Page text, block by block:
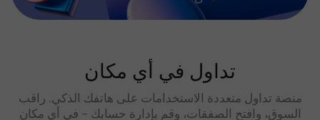
تداول في أي مكان
منصة تداول متعددة الاستخدامات على هاتفك الذكي. راقب
السوق، وافتح الصفقات، وقم بإدارة حسابك - في أي مكان